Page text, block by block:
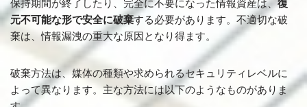
保持期間が終了したり、完全に不要になった情報資産は、復
元不可能な形で安全に破棄する必要があります。不適切な破
棄は、情報漏洩の重大な原因となり得ます。
破棄方法は、媒体の種類や求められるセキュリティレベルに
よって異なります。主な方法には以下のようなものがありま